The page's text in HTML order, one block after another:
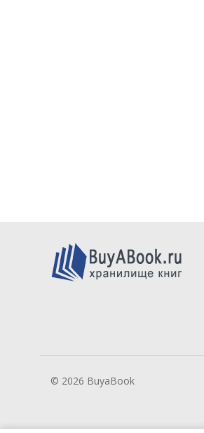
© 2026 BuyaBook